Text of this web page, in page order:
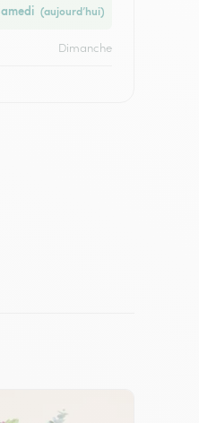
(aujourd’hui)
Dimanche